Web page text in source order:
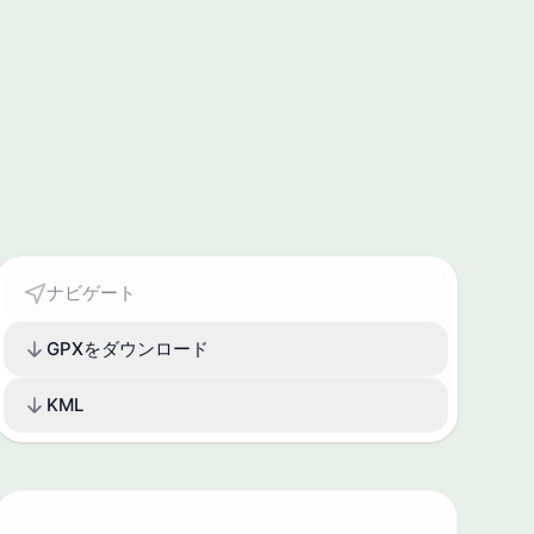
ナビゲート
GPXをダウンロード
KML